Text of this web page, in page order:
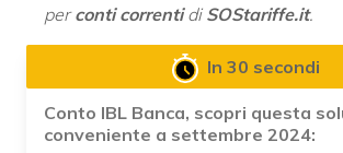
perconti correntidi SOStariffe.it.
In 30 secondi
Conto IBL Banca, scopri questa
conveniente a settembre 2024: